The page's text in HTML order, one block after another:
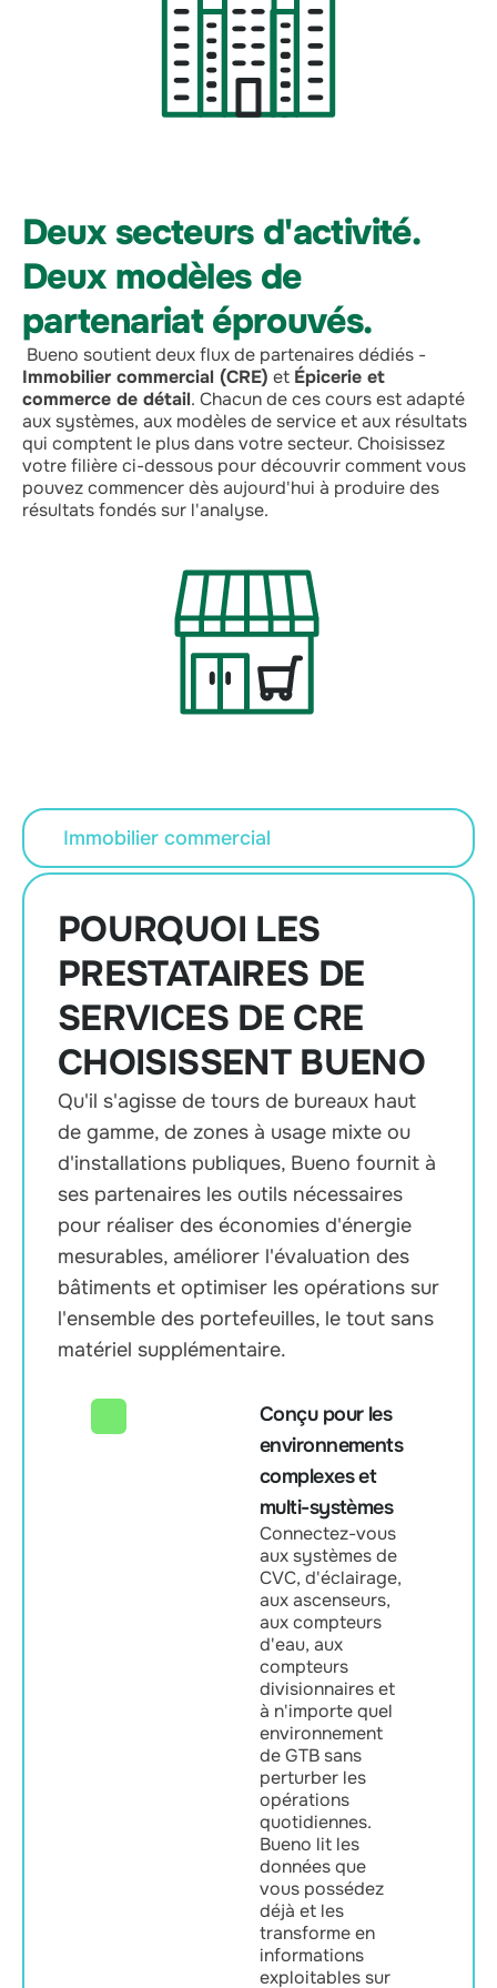
Deux secteurs d'activité.
Deux modèles de
partenariat éprouvés.
Bueno soutient deux flux de partenaires dédiés -
Immobilier commercial (CRE) et Épicerie et
commerce de détail. Chacun de ces cours est adapté
aux systèmes, aux modèles de service et aux résultats
qui comptent le plus dans votre secteur. Choisissez
votre filière ci-dessous pour découvrir comment vous
pouvez commencer dès aujourd'hui à produire des
résultats fondés sur l'analyse.
Immobilier commercial
POURQUOI LES
PRESTATAIRES DE
SERVICES DE CRE
CHOISISSENT BUENO
Qu'il s'agisse de tours de bureaux haut
de gamme, de zones à usage mixte ou
d'installations publiques, Bueno fournit à
ses partenaires les outils nécessaires
pour réaliser des économies d'énergie
mesurables, améliorer l'évaluation des
bâtiments et optimiser les opérations sur
l'ensemble des portefeuilles, le tout sans
matériel supplémentaire.
Conçu pour les
environnements
complexes et
multi-systèmes
Connectez-vous
aux systèmes de
CVC, d'éclairage,
aux ascenseurs,
aux compteurs
d'eau, aux
compteurs
divisionnaires et
à n'importe quel
environnement
de GTB sans
perturber les
opérations
quotidiennes.
Bueno lit les
données que
vous possédez
déjà et les
transforme en
informations
exploitables sur